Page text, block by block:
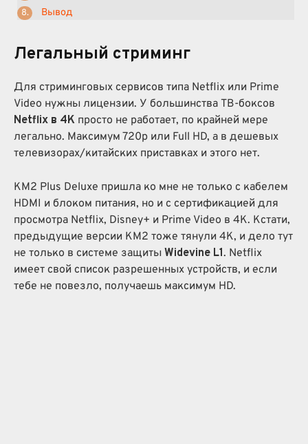
Вывод
Легальный стриминг
Для стриминговых сервисов типа Netflix или Prime
Video нужны лицензии. У большинства ТВ-боксов
Netflix в 4K просто не работает, по крайней мере
легально. Максимум 720p или Full HD, а в дешевых
телевизорах/китайских приставках и этого нет.
KM2 Plus Deluxe пришла ко мне не только с кабелем
HDMI и блоком питания, но и с сертификацией для
просмотра Netflix, Disney+ и Prime Video в 4K. Кстати,
предыдущие версии KM2 тоже тянули 4K, и дело тут
не только в системе защиты Widevine L1. Netflix
имеет свой список разрешенных устройств, и если
тебе не повезло, получаешь максимум HD.